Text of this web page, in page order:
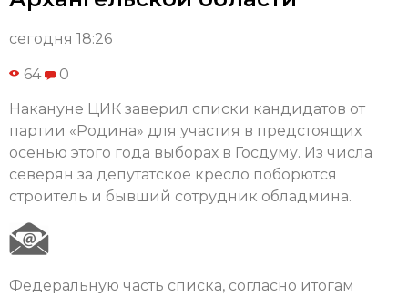
сегодня 18:26
64 0
Накануне ЦИК заверил списки кандидатов от
партии «Родина» для участия в предстоящих
осенью этого года выборах в Госдуму. Из числа
северян за депутатское кресло поборются
строитель и бывший сотрудник обладмина.
Федеральную часть списка, согласно итогам